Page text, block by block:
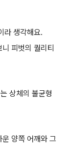
라 생각해요.
피벗의 퀄리티
상체의 불균형
양쪽 어깨와 그